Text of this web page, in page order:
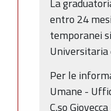
La
entro 24
temporanei
Universitaria
Per le
Umane -
C.so